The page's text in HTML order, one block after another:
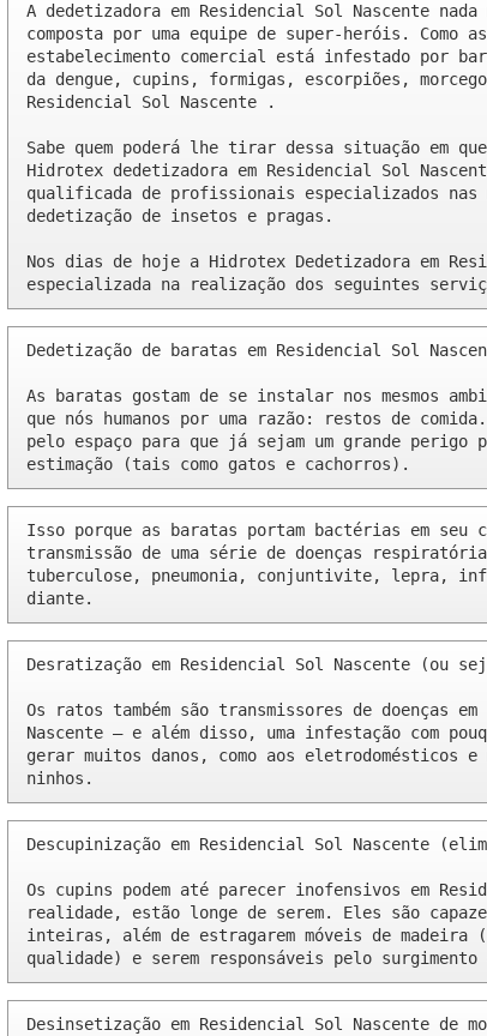
A dedetizadora em Residencial Sol Nascente nada
composta por uma equipe de super-heróis. Como
estabelecimento comercial está infestado por
da dengue, cupins, formigas, escorpiões,
Residencial Sol Nascente .
Sabe quem poderá lhe tirar dessa situação em
Hidrotex dedetizadora em Residencial Sol
qualificada de profissionais especializados nas
dedetização de insetos e pragas.
Nos dias de hoje a Hidrotex Dedetizadora em
especializada na realização dos seguintes
Dedetização de baratas em Residencial Sol
As baratas gostam de se instalar nos mesmos
que nós humanos por uma razão: restos de
pelo espaço para que já sejam um grande perigo
estimação (tais como gatos e cachorros).
Isso porque as baratas portam bactérias em seu
transmissão de uma série de doenças
tuberculose, pneumonia, conjuntivite, lepra,
diante.
Desratização em Residencial Sol Nascente (ou
Os ratos também são transmissores de doenças
Nascente – e além disso, uma infestação com
gerar muitos danos, como aos eletrodomésticos e
ninhos.
Descupinização em Residencial Sol Nascente
Os cupins podem até parecer inofensivos em
realidade, estão longe de serem. Eles são
inteiras, além de estragarem móveis de madeira
qualidade) e serem responsáveis pelo
Desinsetização em Residencial Sol Nascente de